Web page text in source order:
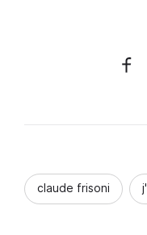
claude frisoni